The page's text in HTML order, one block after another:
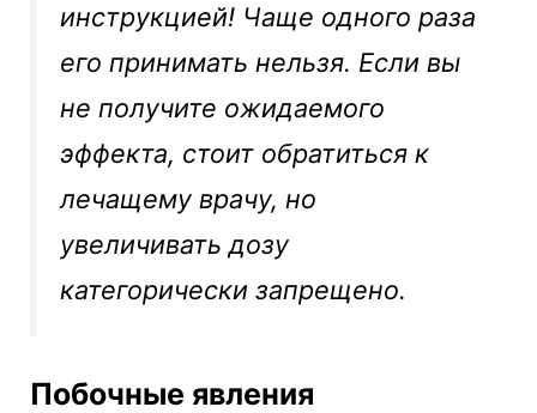
инструкцией! Чаще одного раза
его принимать нельзя. Если вы
не получите ожидаемого
эффекта, стоит обратиться к
лечащему врачу, но
увеличивать дозу
категорически запрещено.
Побочные явления